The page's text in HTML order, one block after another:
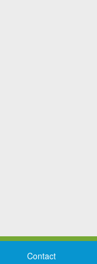
Contact